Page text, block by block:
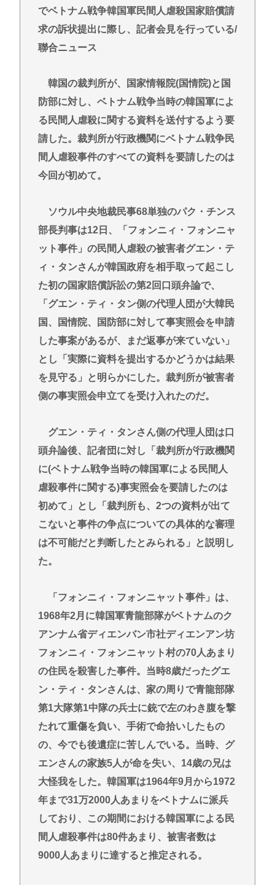
Powered by livedoor 相互RSS
でベトナム戦争韓国軍民間人虐殺国家賠償請
求の訴状提出に際し、記者会見を行っている/
聯合ニュース
韓国の裁判所が、国家情報院(国情院)と国
防部に対し、ベトナム戦争当時の韓国軍によ
る民間人虐殺に関する資料を送付するよう要
請した。裁判所が行政機関にベトナム戦争民
間人虐殺事件のすべての資料を要請したのは
今回が初めて。
ソウル中央地裁民事68単独のパク・チンス
部長判事は12日、「フォンニィ・フォンニャ
ット事件」の民間人虐殺の被害者グエン・テ
ィ・タンさんが韓国政府を相手取って起こし
た初の国家賠償訴訟の第2回口頭弁論で、
「グエン・ティ・タン側の代理人団が大韓民
国、国情院、国防部に対して事実照会を申請
した事案があるが、まだ返事が来ていない」
とし「実際に資料を提出するかどうかは結果
を見守る」と明らかにした。裁判所が被害者
側の事実照会申立てを受け入れたのだ。
グエン・ティ・タンさん側の代理人団は口
頭弁論後、記者団に対し「裁判所が行政機関
に(ベトナム戦争当時の韓国軍による民間人
虐殺事件に関する)事実照会を要請したのは
初めて」とし「裁判所も、2つの資料が出て
こないと事件の争点についての具体的な審理
は不可能だと判断したとみられる」と説明し
た。
「フォンニィ・フォンニャット事件」は、
1968年2月に韓国軍青龍部隊がベトナムのク
アンナム省ディエンバン市社ディエンアン坊
フォンニィ・フォンニャット村の70人あまり
の住民を殺害した事件。当時8歳だったグエ
ン・ティ・タンさんは、家の周りで青龍部隊
第1大隊第1中隊の兵士に銃で左のわき腹を撃
たれて重傷を負い、手術で命拾いしたもの
の、今でも後遺症に苦しんでいる。当時、グ
エンさんの家族5人が命を失い、14歳の兄は
大怪我をした。韓国軍は1964年9月から1972
年まで31万2000人あまりをベトナムに派兵
しており、この期間における韓国軍による民
間人虐殺事件は80件あまり、被害者数は
9000人あまりに達すると推定される。